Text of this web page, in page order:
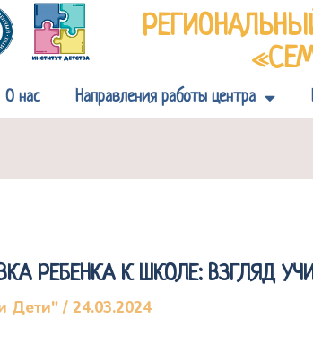
О нас Направления работы центра
РЕБЕНКА К ШКОЛЕ: ВЗГЛЯД
Дети"/24.03.2024